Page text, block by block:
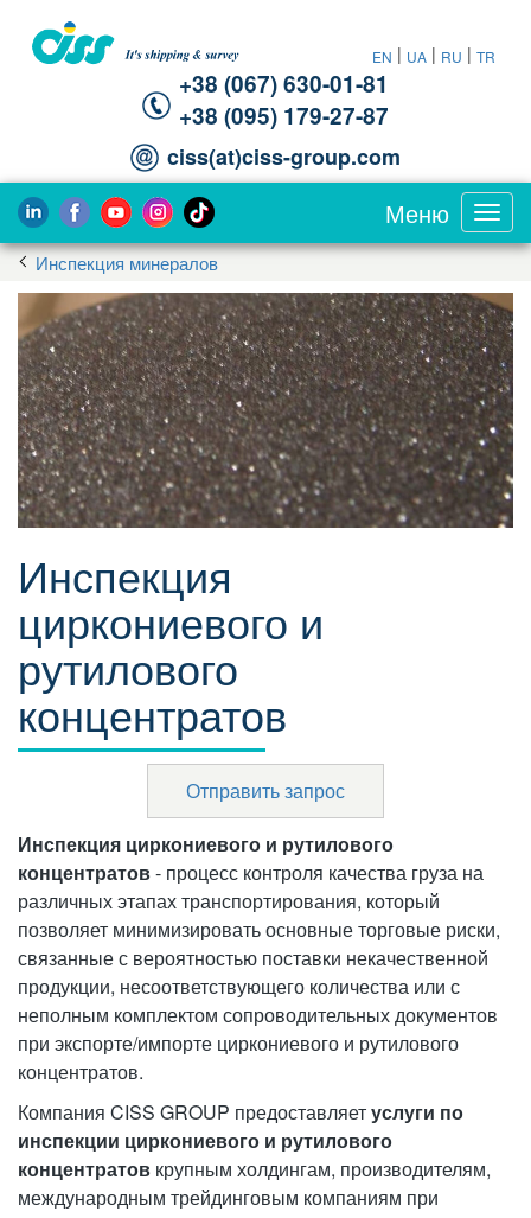
+38 (067) 630-01-81
+38 (095) 179-27-87
ciss(at)ciss-group.com
EN | UA | RU | TR
Меню
Инспекция минералов
Инспекция
циркониевого и
рутилового
концентратов
Отправить запрос
Инспекция циркониевого и рутилового
концентратов- процесс контроля качества груза на
различных этапах транспортирования, который
позволяет минимизировать основные торговые риски,
связанные с вероятностью поставки некачественной
продукции, несоответствующего количества или с
неполным комплектом сопроводительных документов
при экспорте/импорте циркониевого и рутилового
концентратов.
Компания CISS GROUP предоставляетуслуги по
инспекции циркониевого и рутилового
концентратов крупным холдингам, производителям,
международным трейдинговым компаниям при